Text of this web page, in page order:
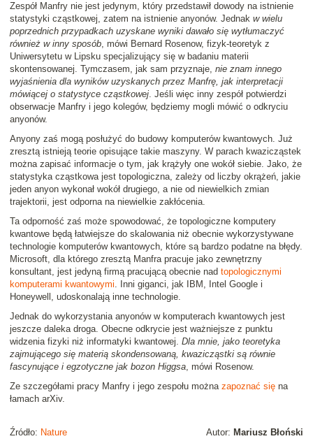
Zespół Manfry nie jest jedynym, który przedstawił dowody na istnienie
statystyki cząstkowej, zatem na istnienie anyonów. Jednak w wielu
poprzednich przypadkach uzyskane wyniki dawało się wytłumaczyć
również w inny sposób, mówi Bernard Rosenow, fizyk-teoretyk z
Uniwersytetu w Lipsku specjalizujący się w badaniu materii
skontensowanej. Tymczasem, jak sam przyznaje, nie znam innego
wyjaśnienia dla wyników uzyskanych przez Manfrę, jak interpretacji
mówiącej o statystyce cząstkowej. Jeśli więc inny zespół potwierdzi
obserwacje Manfry i jego kolegów, będziemy mogli mówić o odkryciu
anyonów.
Anyony zaś mogą posłużyć do budowy komputerów kwantowych. Już
zresztą istnieją teorie opisujące takie maszyny. W parach kwazicząstek
można zapisać informacje o tym, jak krążyły one wokół siebie. Jako, że
statystyka cząstkowa jest topologiczna, zależy od liczby okrążeń, jakie
jeden anyon wykonał wokół drugiego, a nie od niewielkich zmian
trajektorii, jest odporna na niewielkie zakłócenia.
Ta odporność zaś może spowodować, że topologiczne komputery
kwantowe będą łatwiejsze do skalowania niż obecnie wykorzystywane
technologie komputerów kwantowych, które są bardzo podatne na błędy.
Microsoft, dla którego zresztą Manfra pracuje jako zewnętrzny
konsultant, jest jedyną firmą pracującą obecnie nad topologicznymi
komputerami kwantowymi. Inni giganci, jak IBM, Intel Google i
Honeywell, udoskonalają inne technologie.
Jednak do wykorzystania anyonów w komputerach kwantowych jest
jeszcze daleka droga. Obecne odkrycie jest ważniejsze z punktu
widzenia fizyki niż informatyki kwantowej. Dla mnie, jako teoretyka
zajmującego się materią skondensowaną, kwazicząstki są równie
fascynujące i egzotyczne jak bozon Higgsa, mówi Rosenow.
Ze szczegółami pracy Manfry i jego zespołu można zapoznać się na
łamach arXiv.
Autor: Mariusz Błoński
Źródło: Nature